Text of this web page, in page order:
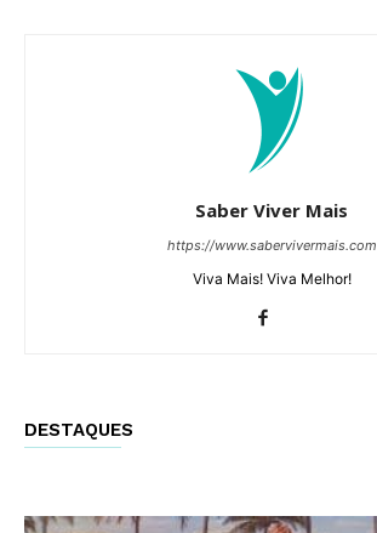
Saber Viver Mais
https://www.sabervivermais.com
Viva Mais! Viva Melhor!
DESTAQUES